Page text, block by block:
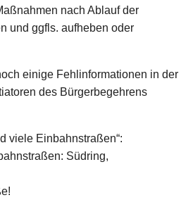
nach Ablauf der
und ggfls. aufheben oder
einige Fehlinformationen in der
des Bürgerbegehrens
viele Einbahnstraßen“:
Südring,